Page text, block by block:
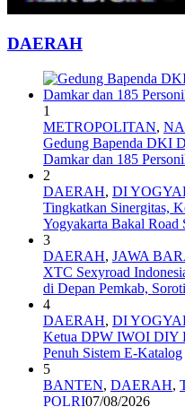
DAERAH
1
METROPOLITAN,
Gedung Bapenda DKI
Damkar dan 185
2
DAERAH, DI
Tingkatkan Sinergitas,
Yogyakarta Bakal
3
DAERAH, JAWA
XTC Sexyroad
di Depan Pemkab,
4
DAERAH, DI
Ketua DPW IWOI DIY
Penuh Sistem E-Katalog
5
BANTEN, DAERAH,
POLRI07/08/2026